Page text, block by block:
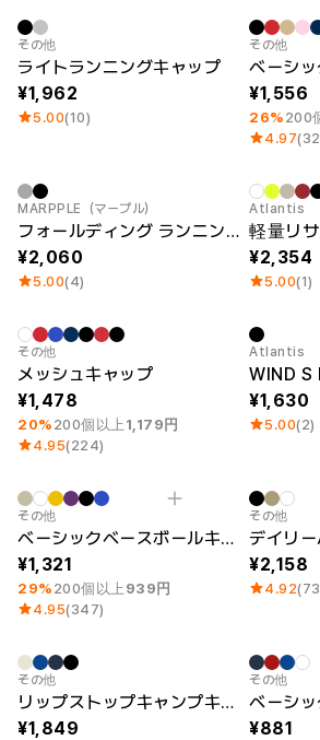
Sale
その他
ライトランニングキャップ
1,962
5.00(10)
最小注文
その他
ベーシ
1,556
26% 200
4.97
New
MARPPLE（マープル）
フォールディング ランニングキャップ
2,060
5.00(4)
Atlantis
2,354
5.00(1)
最小注文数量 1個
その他
メッシュキャップ
1,478
20% 200個以上 1,179円
4.95(224)
New
Atlantis
WIND S
1,630
5.00(2)
最小注文数量 1個
その他
ベーシックベースボールキャップ
1,321
29% 200個以上 939円
4.95(347)
その他
デイリ
2,158
4.92
その他
リップストップキャンプキャップ
1,849
その他
ベーシ
881
ポリエステル
綿/ポリエステル
ナイロン